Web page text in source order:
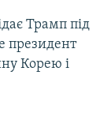
Трамп під
президент
Корею і